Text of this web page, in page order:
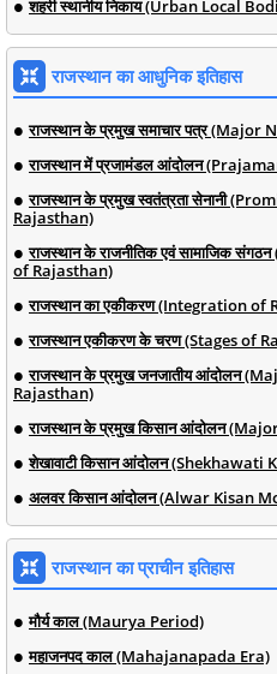
शहरी स्थानीय निकाय (Urban Local
राजस्थान का आधुनिक इतिहास
राजस्थान के प्रमुख समाचार पत्र
राजस्थान में प्रजामंडल आंदोलन
राजस्थान के प्रमुख स्वतंत्रता सेनानी
Rajasthan)
राजस्थान के राजनीतिक एवं सामाजिक
of Rajasthan)
राजस्थान का एकीकरण (Integration of
राजस्थान एकीकरण के चरण (Stages of
राजस्थान के प्रमुख जनजातीय आंदोलन
Rajasthan)
राजस्थान के प्रमुख किसान आंदोलन
शेखावाटी किसान आंदोलन
अलवर किसान आंदोलन (Alwar Kisan
राजस्थान का प्राचीन इतिहास
मौर्य काल (Maurya Period)
महाजनपद काल (Mahajanapada Era)